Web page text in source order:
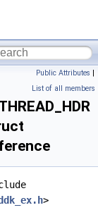
Public Attributes |
List of all members
>